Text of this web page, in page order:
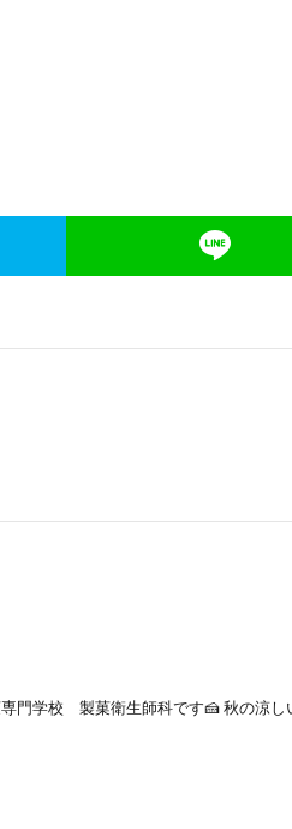
門学校 製菓衛生師科です🍰 秋の涼し